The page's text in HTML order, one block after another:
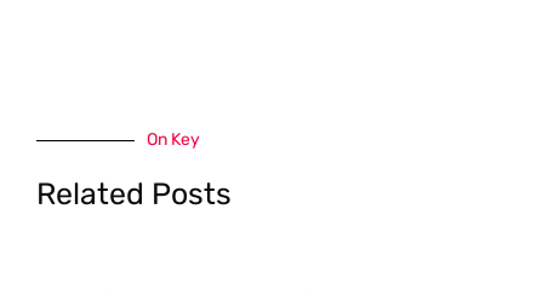
On Key
Related Posts